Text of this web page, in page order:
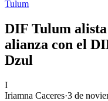
Tulum
DIF Tulum alista
alianza con el
Dzul
I
Iriamna Caceres·3 de